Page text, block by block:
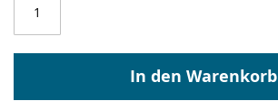
In den Warenkorb